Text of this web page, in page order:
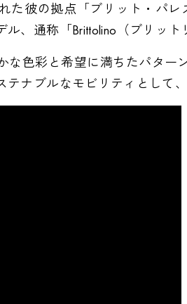
彼の拠点「ブリット・パレ
、通称「Brittolino（ブリット
色彩と希望に満ちたパター
ナブルなモビリティとして